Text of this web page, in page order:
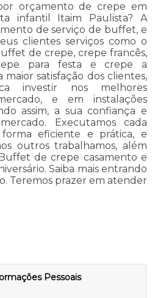
orçamento de crepe em
infantil Itaim Paulista? A
de serviço de buffet, e
clientes serviços como o
de crepe, crepe francês,
para festa e crepe a
maior satisfação dos clientes,
investir nos melhores
e em instalações
assim, a sua confiança e
Executamos cada
eficiente e prática, e
outros trabalhamos, além
de crepe casamento e
Saiba mais entrando
Teremos prazer em atender
Pessoais